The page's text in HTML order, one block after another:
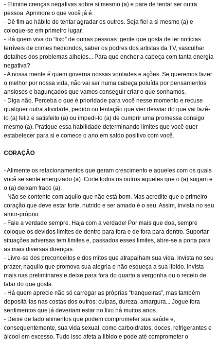
- Elimine crenças negativas sobre si mesmo (a) e pare de tentar ser outra
pessoa. Aprimore o que você já é.
- Dê fim ao hábito de tentar agradar os outros. Seja fiel a si mesmo (a) e
coloque-se em primeiro lugar.
- Há quem viva do “lixo” de outras pessoas: gente que gosta de ler notícias
terríveis de crimes hediondos, saber os podres dos artistas da TV, vasculhar
detalhes dos problemas alheios... Para que encher a cabeça com tanta energia
negativa?
- A nossa mente é quem governa nossas vontades e ações. Se queremos fazer
o melhor por nossa vida, não vai ser numa cabeça poluída por pensamentos
ansiosos e bagunçados que vamos conseguir criar o que sonhamos.
- Diga não. Perceba o que é prioridade para você nesse momento e recuse
qualquer outra atividade, pedido ou tentação que vier desviar do que vai fazê-
lo (a) feliz e satisfeito (a) ou impedi-lo (a) de cumprir uma promessa consigo
mesmo (a). Pratique essa habilidade determinando limites que você quer
estabelecer para si e comece o ano em saldo positivo com você.
CORAÇÃO
- Alimente os relacionamentos que geram crescimento e aqueles com os quais
você se sente energizado (a). Corte todos os outros aqueles que o (a) sugam e
o (a) deixam fraco (a).
- Não se contente com aquilo que não está bom. Mas acredite que o primeiro
coração que deve estar forte, nutrido e ser amado é o seu. Assim, invista no seu
amor-próprio.
- Fale a verdade sempre. Haja com a verdade! Por mais que doa, sempre
coloque os devidos limites de dentro para fora e de fora para dentro. Suportar
situações adversas tem limites e, passados esses limites, abre-se a porta para
as mais diversas doenças.
- Livre-se dos preconceitos e dos mitos que atrapalham sua vida. Invista no seu
prazer, naquilo que promova sua alegria e não esqueça a sua libido. Invista
mais nas preliminares e deixe para fora do quarto a vergonha ou o receio de
falar do que gosta.
- Há quem aprecie não só carregar as próprias “tranqueiras”, mas também
depositá-las nas costas dos outros: culpas, dureza, amargura... Jogue fora
sentimentos que já deveriam estar no lixo há muitos anos.
- Deixe de lado alimentos que podem comprometer sua saúde e,
consequentemente, sua vida sexual, como carboidratos, doces, refrigerantes e
álcool em excesso. Tudo isso afeta a libido e pode até comprometer o